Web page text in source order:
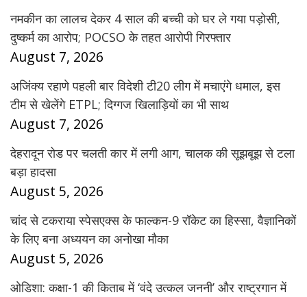
नमकीन का लालच देकर 4 साल की बच्ची को घर ले गया पड़ोसी,
दुष्कर्म का आरोप; POCSO के तहत आरोपी गिरफ्तार
August 7, 2026
अजिंक्य रहाणे पहली बार विदेशी टी20 लीग में मचाएंगे धमाल, इस
टीम से खेलेंगे ETPL; दिग्गज खिलाड़ियों का भी साथ
August 7, 2026
देहरादून रोड पर चलती कार में लगी आग, चालक की सूझबूझ से टला
बड़ा हादसा
August 5, 2026
चांद से टकराया स्पेसएक्स के फाल्कन-9 रॉकेट का हिस्सा, वैज्ञानिकों
के लिए बना अध्ययन का अनोखा मौका
August 5, 2026
ओडिशा: कक्षा-1 की किताब में ‘वंदे उत्कल जननी’ और राष्ट्रगान में